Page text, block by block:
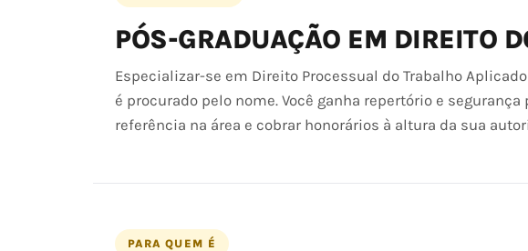
PÓS-GRADUAÇÃO EM DIREITO
Especializar-se em Direito Processual do Trabalho
é procurado pelo nome. Você ganha repertório e
referência na área e cobrar honorários à altura da sua
PARA QUEM É